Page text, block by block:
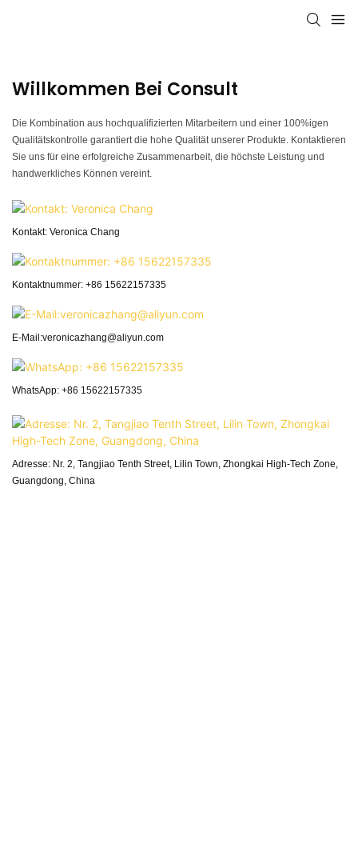
Willkommen Bei Consult
Die Kombination aus hochqualifizierten Mitarbeitern und einer 100%igen
Qualitätskontrolle garantiert die hohe Qualität unserer Produkte. Kontaktieren
Sie uns für eine erfolgreiche Zusammenarbeit, die höchste Leistung und
handwerkliches Können vereint.
Kontakt: Veronica Chang
Kontaktnummer: +86 15622157335
E-Mail:veronicazhang@aliyun.com
WhatsApp: +86 15622157335
Adresse: Nr. 2, Tangjiao Tenth Street, Lilin Town, Zhongkai High-Tech Zone,
Guangdong, China